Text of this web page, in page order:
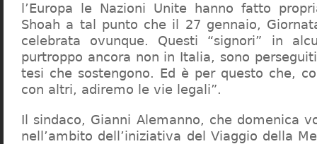
l’Europa le Nazioni Unite hanno fatto
Shoah a tal punto che il 27 gennaio,
celebrata ovunque. Questi “signori” in
purtroppo ancora non in Italia, sono
tesi che sostengono. Ed è per questo che,
con altri, adiremo le vie legali”.
Il sindaco, Gianni Alemanno, che domenica
nell’ambito dell’iniziativa del Viaggio della